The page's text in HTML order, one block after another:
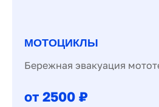
МОТОЦИКЛЫ
Бережная эвакуация
от 2500 ₽